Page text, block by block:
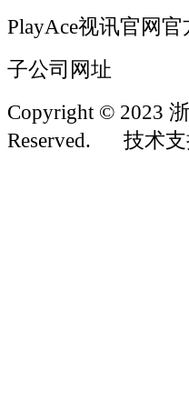
PlayAce视讯官网
子公司网址
Copyright © 2023
Reserved.
技术支